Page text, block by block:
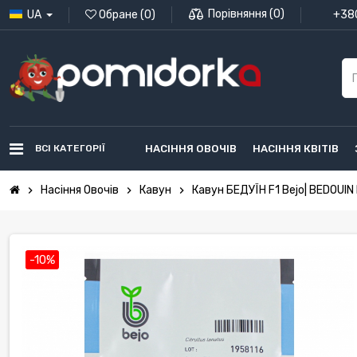
UA Обране (0) Порівняння (0)
ВСІ КАТЕГОРІЇ НАСІННЯ ОВОЧІВ НАСІННЯ КВІТІВ
chevron_right Насіння Овочів chevron_right Кавун chevron_right Кавун БЕДУЇН F1 Bejo| BEDOUIN
-10%